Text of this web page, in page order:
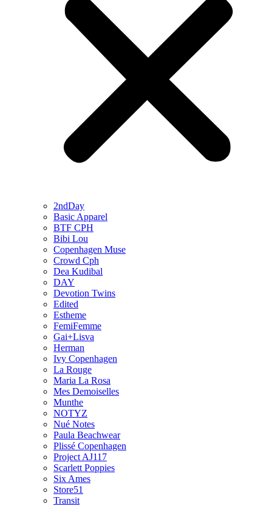
2ndDay
Basic Apparel
BTF CPH
Bibi Lou
Copenhagen Muse
Crowd Cph
Dea Kudibal
DAY
Devotion Twins
Edited
Estheme
FemiFemme
Gai+Lisva
Herman
Ivy Copenhagen
La Rouge
Maria La Rosa
Mes Demoiselles
Munthe
NOTYZ
Nué Notes
Paula Beachwear
Plissé Copenhagen
Project AJ117
Scarlett Poppies
Six Ames
Store51
Transit